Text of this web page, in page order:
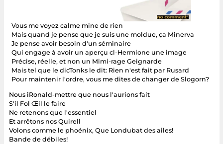
Vous me voyez calme mine de rien
Mais quand je pense que je suis une moldue, ça Minerva
Je pense avoir besoin d'un séminaire
Qui engage à avoir un aperçu cl-Hermione une image
Précise, réelle, et non un Mimi-rage Geignarde
Mais tel que le dicTonks le dit: Rien n'est fait par Rusard
Pour maintenir l'ordre, vous me dites de changer de Slogorn?
Nous iRonald-mettre que nous l'aurions fait
S'il Fol Œil le faire
Ne retenons que l'essentiel
Et arrêtons nos Quirell
Volons comme le phoénix, Que Londubat des ailes!
Bande de débiles!